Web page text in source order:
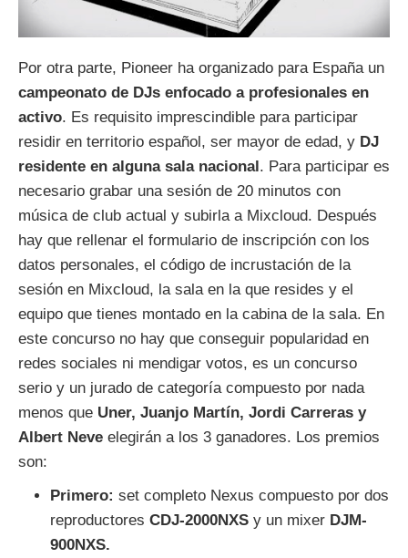
Por otra parte, Pioneer ha organizado para España un
campeonato de DJs enfocado a profesionales en
activo. Es requisito imprescindible para participar
residir en territorio español, ser mayor de edad, y DJ
residente en alguna sala nacional. Para participar es
necesario grabar una sesión de 20 minutos con
música de club actual y subirla a Mixcloud. Después
hay que rellenar el formulario de inscripción con los
datos personales, el código de incrustación de la
sesión en Mixcloud, la sala en la que resides y el
equipo que tienes montado en la cabina de la sala. En
este concurso no hay que conseguir popularidad en
redes sociales ni mendigar votos, es un concurso
serio y un jurado de categoría compuesto por nada
menos que Uner, Juanjo Martín, Jordi Carreras y
Albert Neve elegirán a los 3 ganadores. Los premios
son:
Primero: set completo Nexus compuesto por dos
reproductores CDJ-2000NXS y un mixer DJM-
900NXS.